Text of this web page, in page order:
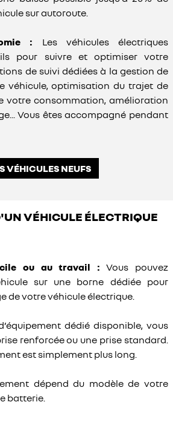
sur autoroute.
: Les véhicules électriques
pour suivre et optimiser votre
de suivi dédiées à la gestion de
véhicule, optimisation du trajet de
votre consommation, amélioration
Vous êtes accompagné pendant
VÉHICULES NEUFS
VÉHICULE ÉLECTRIQUE
ou au travail :Vous pouvez
sur une borne dédiée pour
de votre véhicule électrique.
dédié disponible, vous
renforcée ou une prise standard.
est simplement plus long.
dépend du modèle de votre
batterie.